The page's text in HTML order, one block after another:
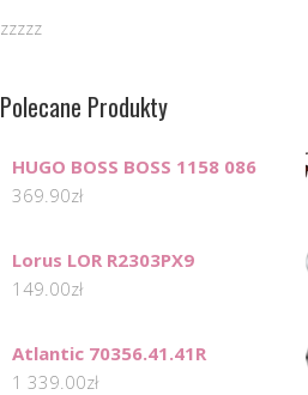
zzzzz
Polecane Produkty
HUGO BOSS BOSS 1158 086
369.90zł
Lorus LOR R2303PX9
149.00zł
Atlantic 70356.41.41R
1 339.00zł